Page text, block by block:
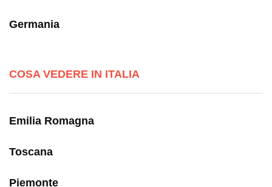
Germania
COSA VEDERE IN ITALIA
Emilia Romagna
Toscana
Piemonte